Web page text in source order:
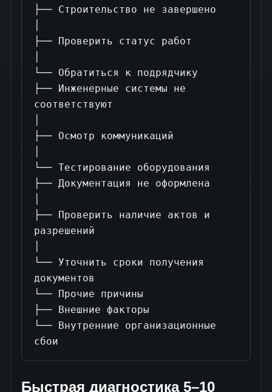
├── Строительство не завершено
├── Проверить статус работ
└── Обратиться к подрядчику
├── Инженерные системы не
соответствуют
├── Осмотр коммуникаций
└── Тестирование оборудования
├── Документация не оформлена
├── Проверить наличие актов и
разрешений
└── Уточнить сроки получения
документов
└── Прочие причины
├── Внешние факторы
└── Внутренние организационные
сбои
Быстрая диагностика 5–10